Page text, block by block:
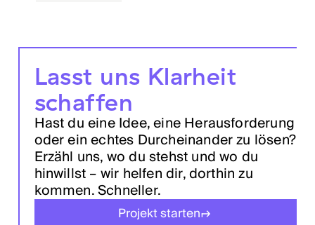
Lasst uns Klarheit
schaffen
Hast du eine Idee, eine Herausforderung
oder ein echtes Durcheinander zu lösen?
Erzähl uns, wo du stehst und wo du
hinwillst – wir helfen dir, dorthin zu
kommen. Schneller.
Projekt starten